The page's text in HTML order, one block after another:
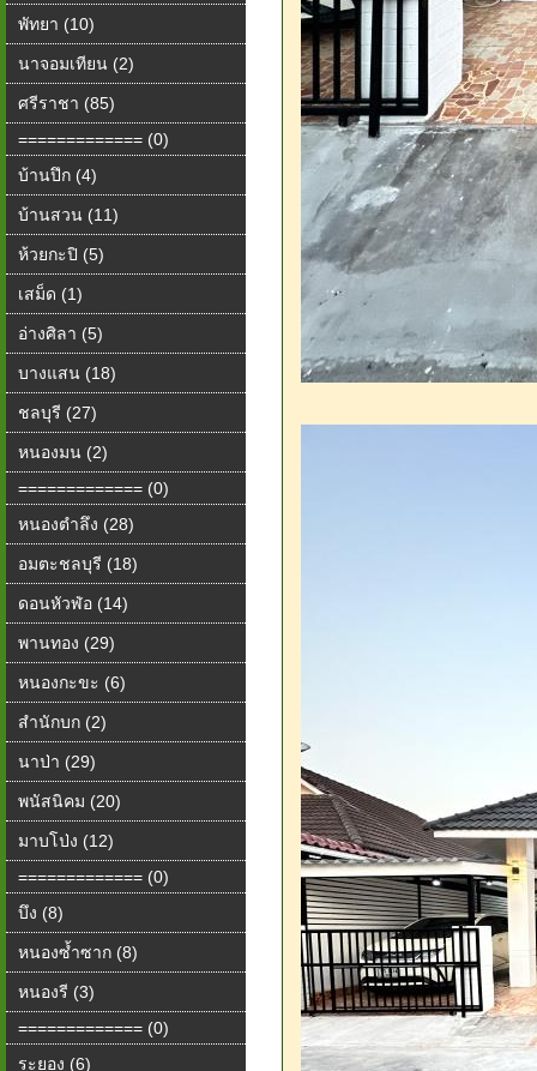
พัทยา (10)
นาจอมเทียน (2)
ศรีราชา (85)
============= (0)
บ้านปึก (4)
บ้านสวน (11)
ห้วยกะปิ (5)
เสม็ด (1)
อ่างศิลา (5)
บางแสน (18)
ชลบุรี (27)
หนองมน (2)
============= (0)
หนองตำลึง (28)
อมตะชลบุรี (18)
ดอนหัวฬ่อ (14)
พานทอง (29)
หนองกะขะ (6)
สำนักบก (2)
นาป่า (29)
พนัสนิคม (20)
มาบโป่ง (12)
============= (0)
บึง (8)
หนองซ้ำซาก (8)
หนองรี (3)
============= (0)
ระยอง (6)